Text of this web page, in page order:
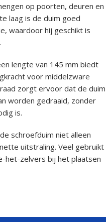
op poorten, deuren en
laag is de duim goed
waardoor hij geschikt is
lengte van 145 mm biedt
voor middelzware
zorgt ervoor dat de duim
worden gedraaid, zonder
is.
schroefduim niet alleen
uitstraling. Veel gebruikt
het-zelvers bij het plaatsen